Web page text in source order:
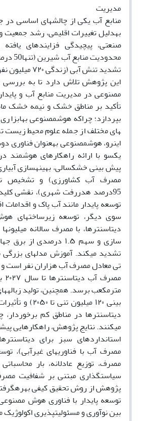
مدیریت
منابع آب یکی از چالش­های اساسی در
به­دلیل تغییرات اقلیمی، رشد
صنعتی، پیچیدگی فزاینده­ای
تشدید تنش آبی (زندگی۷۲۰میلیون
این پژوهش تلاش دارد تا به
مصنوعی در مدیریت منابع آب و
تأکید بر مناطق خشک و نیمه خشک
بپردازد؛ چراکه هوش­مصنوعی
های مختلف از جمله علوم محیط
اینرو، هوش­مصنوعی به­عنوان فناوری
یکسو با ارائه راهکارهای هوشمند
پیش بینی خشکسالی، بهینه­سازی
مصرف آب کشاورزی) و تشخیص
95درصد
هدررفت شهری)، نقشی
توسعه پایدارمانند آب پاک و اقدامات
سوی دیگر، توسعه زیرساخت­های
دیتاسنترها، با مصرف سالانه
سازی و سهم ۱.۵ درصدی از برق
تشدید می­کند. آموزش مدل­های بزرگی
تی معادل مصرف آب هزاران نفر است
مصرف آب دیتاسنترها تا سال ۲۰۲۷
مترمکعب برسد. همچنین، تولید
بینی ۱۲۰ میلیون تنی تا ۲۰۵۰) و
دیتاسنترها در مناطق کم برخوردار،
می­کنند. نتایج پژوهش، راهکارهایی
استانداردهای سبز برای
مصرف آب با فناوری­های غیرآبی)،
مصرف،توزیع عادلانه، بار
سیاستگذاری مبتنی بر شفافیت
پژوهش از روش تحقیق کیفی
توسعه پایدار با فناوری هوش
بین نوآوری و مسئولیت­پذیری اکولوژیک